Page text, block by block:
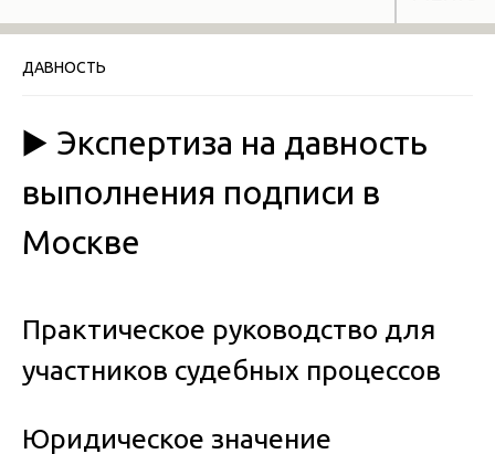
ДАВНОСТЬ
▶️ Экспертиза на давность
выполнения подписи в
Москве
Практическое руководство для
участников судебных процессов
Юридическое значение